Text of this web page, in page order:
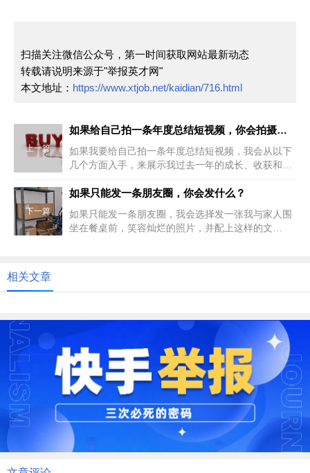
扫描关注微信公众号，第一时间获取网站最新动态
转载请说明来源于"举报英才网"
本文地址： https://www.xtjob.net/kaidian/716.html
上一篇
如果给自己拍一条年度总结短视频，你会拍摄什么内容？
如果我要给自己拍一条年度总结短视频，我会从以下
几个方面入手，来展示我过去一年的成长、收获和经
下一篇
如果只能发一条朋友圈，你会发什么？
如果只能发一条朋友圈，我会选择发一张我与家人围
坐在餐桌前，笑容灿烂的照片，并配上这样的文
相关文章